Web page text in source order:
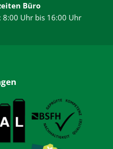
Kinder und sorgen für
Büro
8:00 Uhr bis 16:00 Uhr